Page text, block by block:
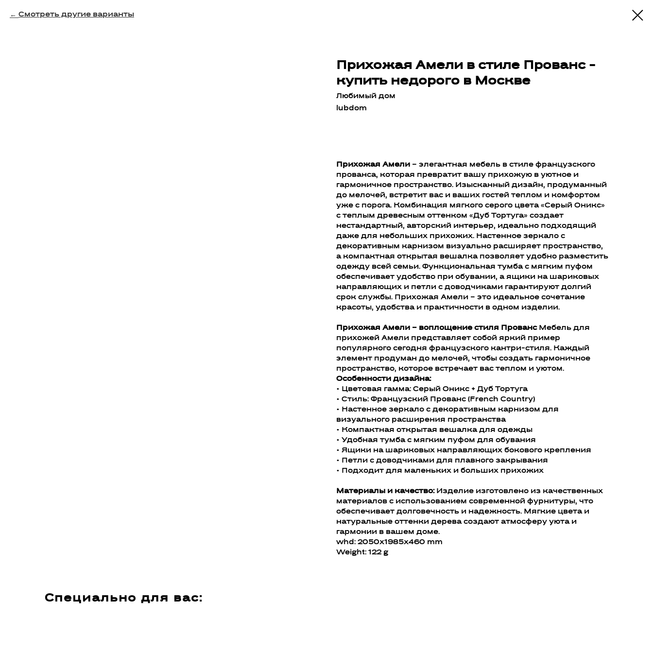
Смотреть другие варианты
Прихожая Амели в стиле Прованс -
купить недорого в Москве
Любимый дом
lubdom
Прихожая Амели – элегантная мебель в стиле французского
прованса, которая превратит вашу прихожую в уютное и
гармоничное пространство. Изысканный дизайн, продуманный
до мелочей, встретит вас и ваших гостей теплом и комфортом
уже с порога. Комбинация мягкого серого цвета «Серый Оникс»
с теплым древесным оттенком «Дуб Тортуга» создает
нестандартный, авторский интерьер, идеально подходящий
даже для небольших прихожих. Настенное зеркало с
декоративным карнизом визуально расширяет пространство,
а компактная открытая вешалка позволяет удобно разместить
одежду всей семьи. Функциональная тумба с мягким пуфом
обеспечивает удобство при обувании, а ящики на шариковых
направляющих и петли с доводчиками гарантируют долгий
срок службы. Прихожая Амели – это идеальное сочетание
красоты, удобства и практичности в одном изделии.
Прихожая Амели – воплощение стиля ПровансМебель для
прихожей Амели представляет собой яркий пример
популярного сегодня французского кантри-стиля. Каждый
элемент продуман до мелочей, чтобы создать гармоничное
пространство, которое встречает вас теплом и уютом.
Особенности дизайна:
• Цветовая гамма: Серый Оникс + Дуб Тортуга
• Стиль: Французский Прованс (French Country)
• Настенное зеркало с декоративным карнизом для
визуального расширения пространства
• Компактная открытая вешалка для одежды
• Удобная тумба с мягким пуфом для обувания
• Ящики на шариковых направляющих бокового крепления
• Петли с доводчиками для плавного закрывания
• Подходит для маленьких и больших прихожих
Материалы и качество:Изделие изготовлено из качественных
материалов с использованием современной фурнитуры, что
обеспечивает долговечность и надежность. Мягкие цвета и
натуральные оттенки дерева создают атмосферу уюта и
гармонии в вашем доме.
whd: 2050x1985x460 mm
Weight: 122 g
Специально для вас: